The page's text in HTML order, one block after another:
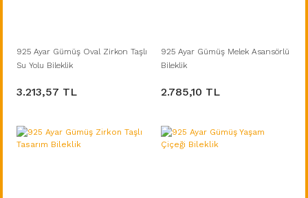
925 Ayar Gümüş Oval Zirkon Taşlı
Su Yolu Bileklik
3.213,57 TL
925 Ayar Gümüş Melek Asansörlü
Bileklik
2.785,10 TL